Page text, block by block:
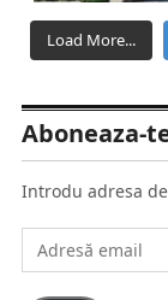
Load More...
Aboneaza-
Introdu adresa
Adresă
email